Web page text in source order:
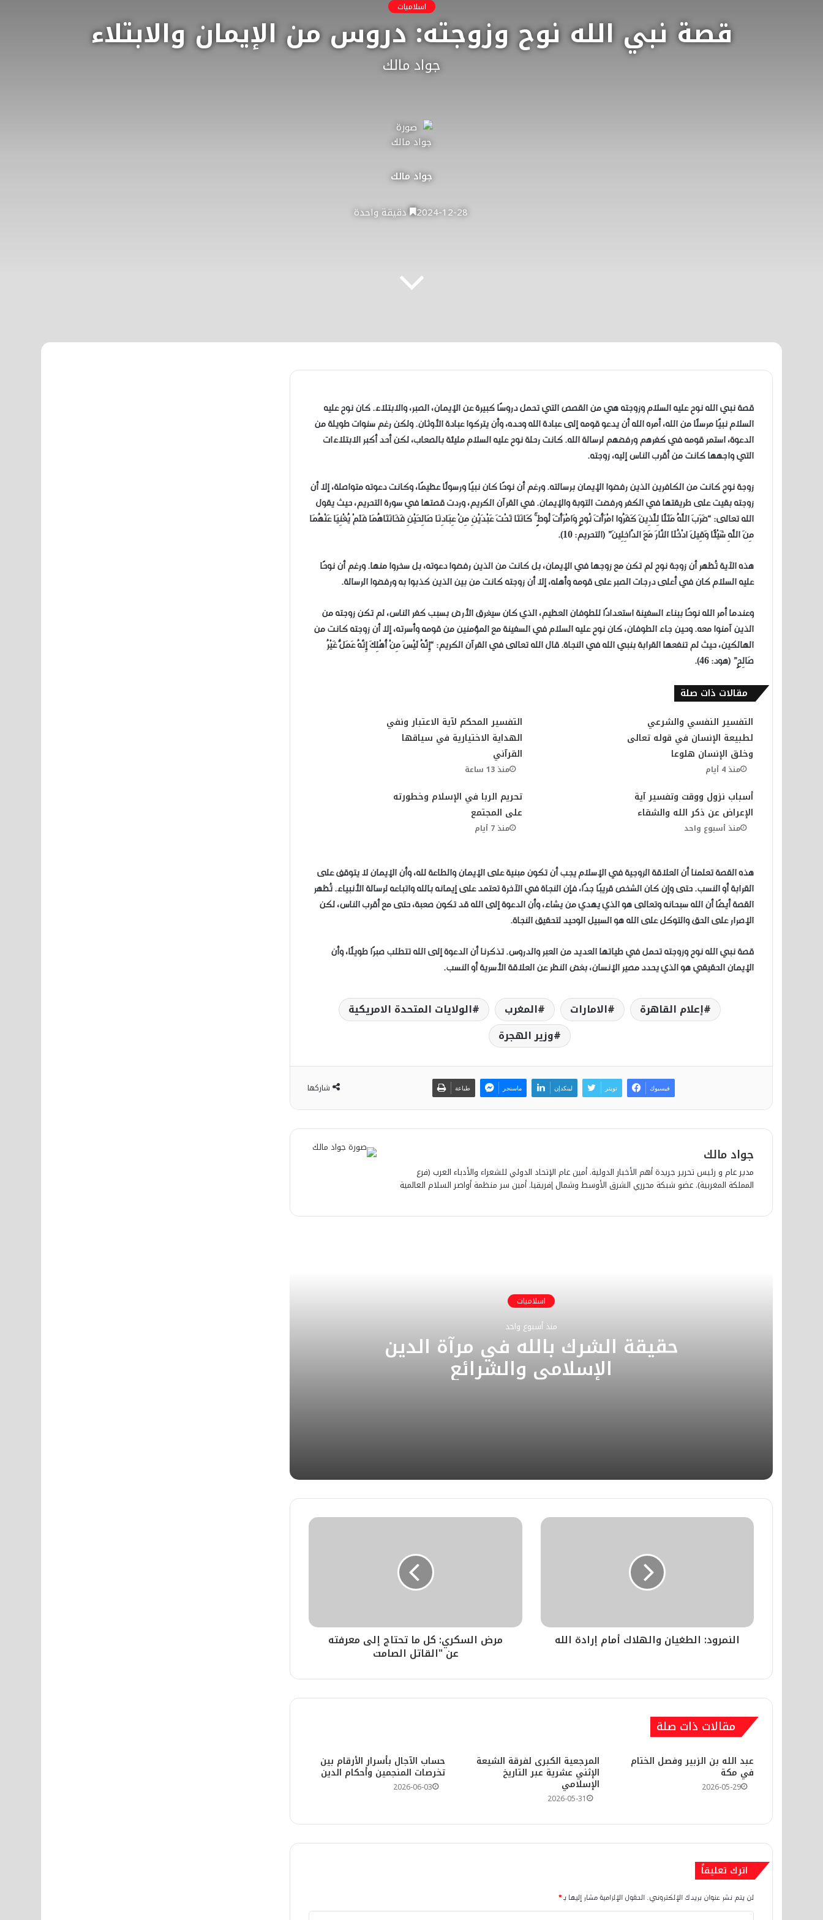
اسلاميات
قصة نبي الله نوح وزوجته: دروس من الإيمان والابتلاء
جواد مالك
جواد مالك
2024-12-28 دقيقة واحدة
قصة نبي الله نوح عليه السلام وزوجته هي من القصص التي تحمل دروسًا كبيرة عن الإيمان، الصبر، والابتلاء. كان نوح عليه
السلام نبيًا مرسلًا من الله، أمره الله أن يدعو قومه إلى عبادة الله وحده، وأن يتركوا عبادة الأوثان. ولكن رغم سنوات طويلة من
الدعوة، استمر قومه في كفرهم ورفضهم لرسالة الله. كانت رحلة نوح عليه السلام مليئة بالصعاب، لكن أحد أكبر الابتلاءات
التي واجهها كانت من أقرب الناس إليه، زوجته.
زوجة نوح كانت من الكافرين الذين رفضوا الإيمان برسالته. ورغم أن نوحًا كان نبيًا ورسولًا عظيمًا، وكانت دعوته متواصلة، إلا أن
زوجته بقيت على طريقتها في الكفر ورفضت التوبة والإيمان. في القرآن الكريم، وردت قصتها في سورة التحريم، حيث يقول
الله تعالى: “ضَرَبَ اللَّهُ مَثَلًا لِلَّذِينَ كَفَرُوا امْرَأَتَ نُوحٍ وَامْرَأَتَ لُوطٍ ۚ كَانَتَا تَحْتَ عَبْدَيْنِ مِنْ عِبَادِنَا صَالِحَيْنِ فَخَانَتَاهُمَا فَلَمْ يُغْنِيَا عَنْهُمَا
مِنَ اللَّهِ شَيْئًا وَقِيلَ ادْخُلَا النَّارَ مَعَ الدَّاخِلِينَ” (التحريم: 10).
هذه الآية تُظهر أن زوجة نوح لم تكن مع زوجها في الإيمان، بل كانت من الذين رفضوا دعوته، بل سخروا منها. ورغم أن نوحًا
عليه السلام كان في أعلى درجات الصبر على قومه وأهله، إلا أن زوجته كانت من بين الذين كذبوا به ورفضوا الرسالة.
وعندما أمر الله نوحًا ببناء السفينة استعدادًا للطوفان العظيم، الذي كان سيغرق الأرض بسبب كفر الناس، لم تكن زوجته من
الذين آمنوا معه. وحين جاء الطوفان، كان نوح عليه السلام في السفينة مع المؤمنين من قومه وأسرته، إلا أن زوجته كانت من
الهالكين، حيث لم تنفعها القرابة بنبي الله في النجاة. قال الله تعالى في القرآن الكريم: “إِنَّهُ لَيْسَ مِنْ أَهْلِكَ إِنَّهُ عَمَلٌ غَيْرُ
صَالِحٍ” (هود: 46).
مقالات ذات صلة
​التفسير المحكم لآية الاعتبار ونفي
الهداية الاختيارية في سياقها
القرآني
منذ 13 ساعة
التفسير النفسي والشرعي
لطبيعة الإنسان في قوله تعالى
وخلق الإنسان هلوعا
منذ 4 أيام
​تحريم الربا في الإسلام وخطورته
على المجتمع
منذ 7 أيام
أسباب نزول ووقت وتفسير آية
الإعراض عن ذكر الله والشقاء
منذ أسبوع واحد
هذه القصة تعلمنا أن العلاقة الزوجية في الإسلام يجب أن تكون مبنية على الإيمان والطاعة لله، وأن الإيمان لا يتوقف على
القرابة أو النسب. حتى وإن كان الشخص قريبًا جدًا، فإن النجاة في الآخرة تعتمد على إيمانه بالله واتباعه لرسالة الأنبياء. تُظهر
القصة أيضًا أن الله سبحانه وتعالى هو الذي يهدي من يشاء، وأن الدعوة إلى الله قد تكون صعبة، حتى مع أقرب الناس، لكن
الإصرار على الحق والتوكل على الله هو السبيل الوحيد لتحقيق النجاة.
قصة نبي الله نوح وزوجته تحمل في طياتها العديد من العبر والدروس. تذكرنا أن الدعوة إلى الله تتطلب صبرًا طويلًا، وأن
الإيمان الحقيقي هو الذي يحدد مصير الإنسان، بغض النظر عن العلاقة الأسرية أو النسب.
إعلام القاهرة الامارات المغرب
الولايات المتحدة الامريكية
وزير الهجرة
شاركها فيسبوك تويتر لينكدإن ماسنجر طباعة
جواد مالك
مدير عام و رئيس تحرير جريدة أهم الأخبار الدولية. أمين عام الإتحاد الدولي للشعراء والأدباء العرب (فرع
المملكة المغربية). عضو شبكة محرري الشرق الأوسط وشمال إفريقيا. أمين سر منظمة أواصر السلام العالمية
اسلاميات
منذ أسبوع واحد
حقيقة الشرك بالله في مرآة الدين
الإسلامي والشرائع
دركات العذاب الأبدي وسراديب الشقاء المقيم في جهنم
​رحلة إلى دار النعيم الأبدي وصفة الفردوس
منذ أسبوعين
أهم الدلالات التفسيرية في مطلع سورة التكوير الكريمة
الحفاوة بالأنثى في الإسلام بين الجاهلية والهدى النبوي
رحلة البشرية الكبرى نحو المحطة الأبدية وغاية الوجود
2026-06-08
جامع القرآن وترجمان وحي النبوة زيد بن ثابت الأنصاري
2026-06-07
مرض السكري: كل ما تحتاج إلى معرفته
عن "القاتل الصامت
النمرود: الطغيان والهلاك أمام إرادة الله
مقالات ذات صلة
​حساب الآجال بأسرار الأرقام بين
تخرصات المنجمين وأحكام الدين
2026-06-03
المرجعية الكبرى لفرقة الشيعة
الإثني عشرية عبر التاريخ
الإسلامي
2026-05-31
​عبد الله بن الزبير وفصل الختام
في مكة
2026-05-29
اترك تعليقاً
لن يتم نشر عنوان بريدك الإلكتروني. الحقول الإلزامية مشار إليها بـ*